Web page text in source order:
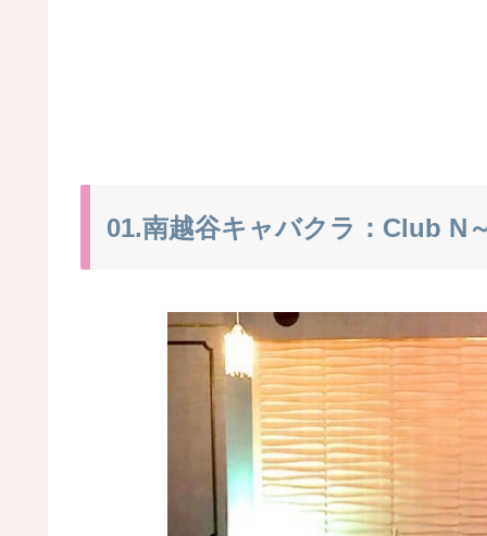
01.南越谷キャバクラ：Club N